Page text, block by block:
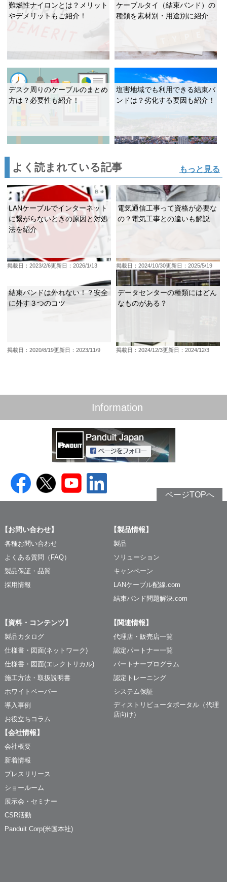
難燃性ナイロンとは？メリット
やデメリットもご紹介！
ケーブルタイ（結束バンド）の
種類を素材別・用途別に紹介
デスク周りのケーブルのまとめ
方は？必要性も紹介！
塩害地域でも利用できる結束バ
ンドは？劣化する要因も紹介！
よく読まれている記事 もっと見る
LANケーブルでインターネット
に繋がらないときの原因と対処
法を紹介
掲載日：2023/2/6更新日：2026/1/13
電気通信工事って資格が必要な
の？電気工事との違いも解説
掲載日：2024/10/30更新日：2025/5/19
結束バンドは外れない！？安全
に外す３つのコツ
掲載日：2020/8/19更新日：2023/11/9
データセンターの種類にはどん
なものがある？
掲載日：2024/12/3更新日：2024/12/3
Information
ページTOPへ
【お問い合わせ】
各種お問い合わせ
よくある質問（FAQ）
製品保証・品質
採用情報
【製品情報】
製品
ソリューション
キャンペーン
LANケーブル配線.com
結束バンド問題解決.com
【資料・コンテンツ】
製品カタログ
仕様書・図面(ネットワーク)
仕様書・図面(エレクトリカル)
施工方法・取扱説明書
ホワイトペーパー
導入事例
お役立ちコラム
【関連情報】
代理店・販売店一覧
認定パートナー一覧
パートナープログラム
認定トレーニング
システム保証
ディストリビュータポータル（代理
店向け）
【会社情報】
会社概要
新着情報
プレスリリース
ショールーム
展示会・セミナー
CSR活動
Panduit Corp(米国本社)